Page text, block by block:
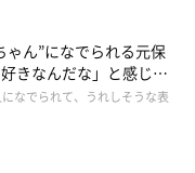
ゃん”になでられる元保
きなんだな」と感じる
なでられて、うれしそうな表